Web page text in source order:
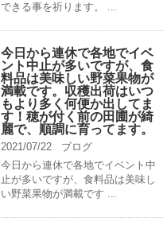
できる事を祈ります。 ...
今日から連休で各地でイベ
ント中止が多いですが、食
料品は美味しい野菜果物が
満載です。収穫出荷はいつ
もより多く何便か出してま
す！穂が付く前の田圃が綺
麗で、順調に育ってます。
2021/07/22
ブログ
今日から連休で各地でイベント中
止が多いですが、食料品は美味し
い野菜果物が満載です ...